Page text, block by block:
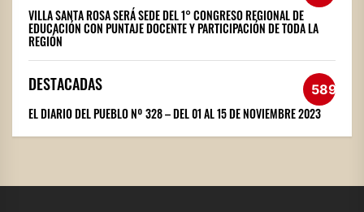
VILLA SANTA ROSA SERÁ SEDE DEL 1° CONGRESO REGIONAL DE
EDUCACIÓN CON PUNTAJE DOCENTE Y PARTICIPACIÓN DE TODA LA
REGIÓN
DESTACADAS 589
EL DIARIO DEL PUEBLO Nº 328 – DEL 01 AL 15 DE NOVIEMBRE 2023